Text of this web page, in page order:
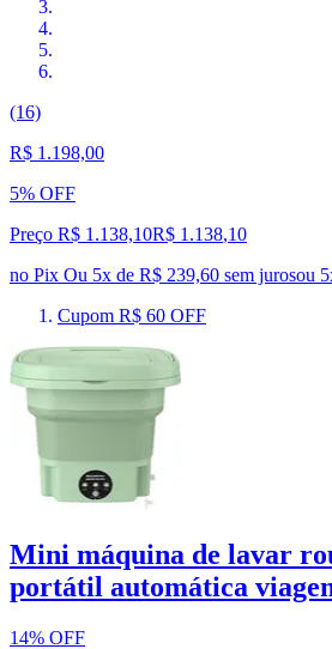
(16)
R$ 1.198,00
5% OFF
Preço R$ 1.138,10R$ 1.138,10
no Pix Ou 5x de R$ 239,60 sem jurosou 5
Cupom R$ 60 OFF
Mini máquina de lavar
portátil automática
14% OFF